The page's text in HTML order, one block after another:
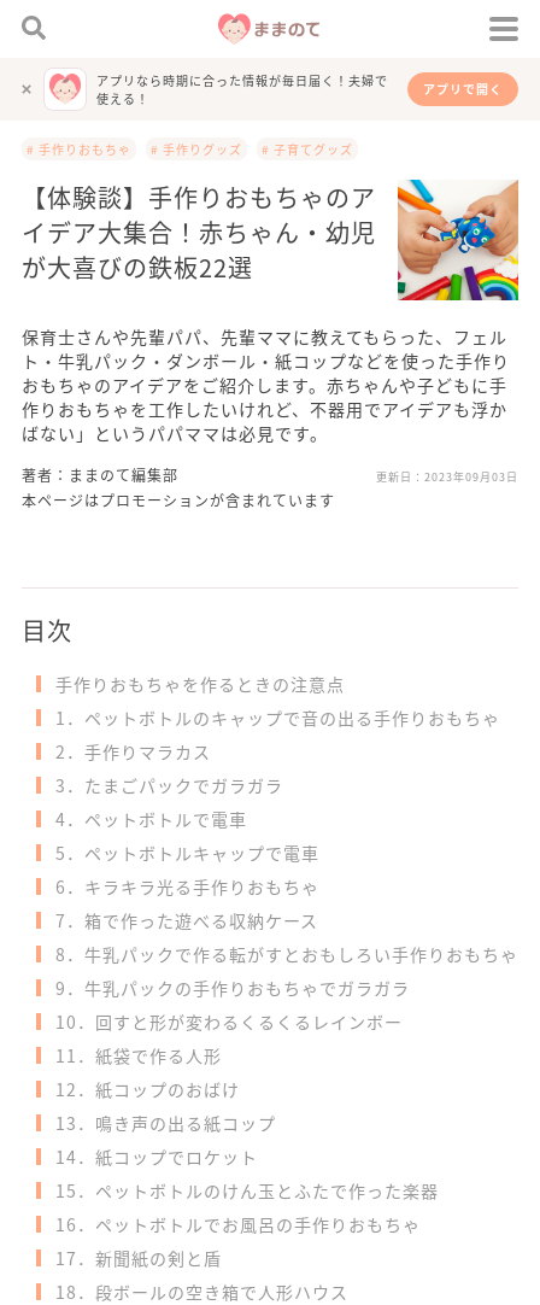
アプリなら時期に合った情報が毎日届く！夫婦で
使える！
アプリで開く
# 手作りおもちゃ # 手作りグッズ # 子育てグッズ
【体験談】手作りおもちゃのア
イデア大集合！赤ちゃん・幼児
が大喜びの鉄板22選
保育士さんや先輩パパ、先輩ママに教えてもらった、フェル
ト・牛乳パック・ダンボール・紙コップなどを使った手作り
おもちゃのアイデアをご紹介します。赤ちゃんや子どもに手
作りおもちゃを工作したいけれど、不器用でアイデアも浮か
ばない」というパパママは必見です。
著者：ままのて編集部 更新日： 2023年09月03日
本ページはプロモーションが含まれています
目次
手作りおもちゃを作るときの注意点
1．ペットボトルのキャップで音の出る手作りおもちゃ
2．手作りマラカス
3．たまごパックでガラガラ
4．ペットボトルで電車
5．ペットボトルキャップで電車
6．キラキラ光る手作りおもちゃ
7．箱で作った遊べる収納ケース
8．牛乳パックで作る転がすとおもしろい手作りおもちゃ
9．牛乳パックの手作りおもちゃでガラガラ
10．回すと形が変わるくるくるレインボー
11．紙袋で作る人形
12．紙コップのおばけ
13．鳴き声の出る紙コップ
14．紙コップでロケット
15．ペットボトルのけん玉とふたで作った楽器
16．ペットボトルでお風呂の手作りおもちゃ
17．新聞紙の剣と盾
18．段ボールの空き箱で人形ハウス